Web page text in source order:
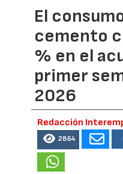
El
cemento
% en el
primer
2026
Redacción
2864